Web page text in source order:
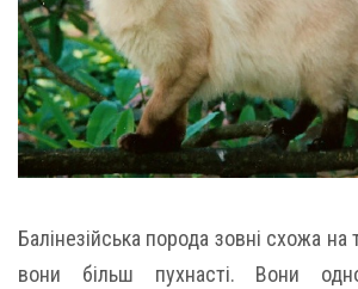
Балінезійська порода зовні схожа на
вони більш пухнасті. Вони